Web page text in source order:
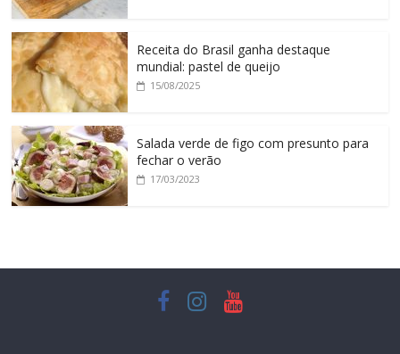
Receita do Brasil ganha destaque
mundial: pastel de queijo
15/08/2025
Salada verde de figo com presunto para
fechar o verão
17/03/2023